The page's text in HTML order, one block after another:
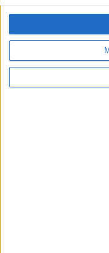
Y como regalo de
gratis una copia de
primer año de